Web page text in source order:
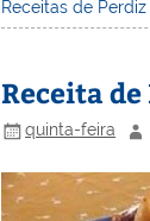
e e
n
Receitas de Perdiz
Receita
quinta-feira